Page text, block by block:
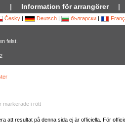
| Information för arrangörer |
Česky | Deutsch | български|
felst.
markerade i rött
att resultat på denna sida ej är officiella. För